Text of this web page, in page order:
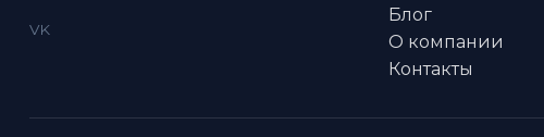
VK
Блог
О компании
Контакты